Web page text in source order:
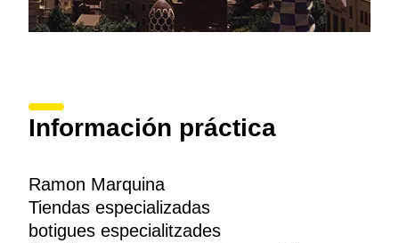
Información práctica
Ramon Marquina
Tiendas especializadas
botigues especialitzades